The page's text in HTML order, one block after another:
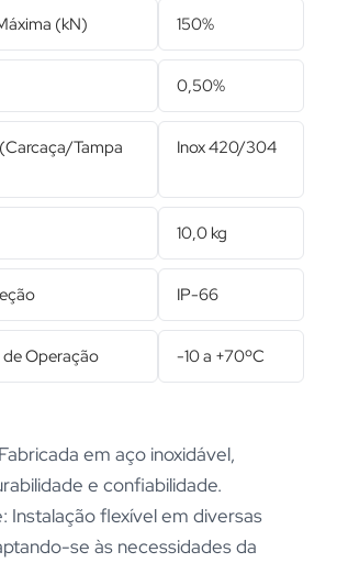
(kN) 150%
0,50%
Tampa
Inox 420/304
10,0 kg
IP-66
Operação -10 a +70ºC
em aço inoxidável,
e confiabilidade.
Instalação flexível em diversas
se às necessidades da